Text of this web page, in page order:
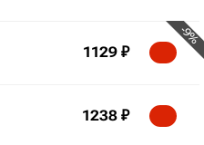
-9%
1129 ₽
1238 ₽